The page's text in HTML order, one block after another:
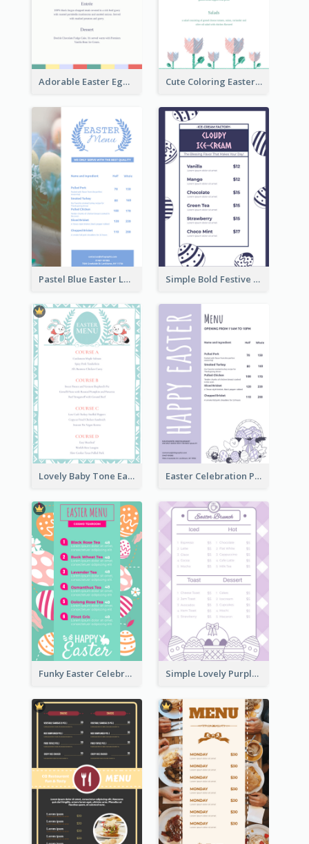
Adorable Easter Egg Theme Menu Design Template Cute Coloring Easter Egg Menu Design Ideas
Pastel Blue Easter Lunch Menu Design Template Simple Bold Festive Menu Design Idea
Lovely Baby Tone Easter Menu Design Template Easter Celebration Purple Dinner Menu Design
Funky Easter Celebration Menu Design Template Simple Lovely Purple Easter Cradle Menu Design